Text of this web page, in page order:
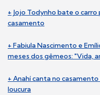
+ Jojo Todynho bate o
casamento
+ Fabiula Nascimento e
meses dos gêmeos: "Vida,
+ Anahí canta no
loucura